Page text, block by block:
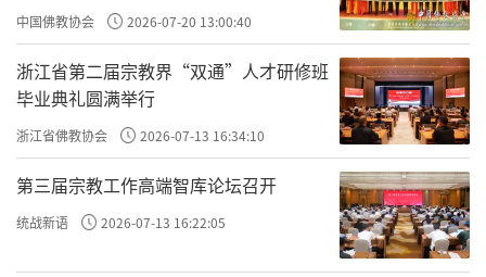
禁止在交通要道、居民区、水源保护区等
区域放生，不得影响公共秩序。
第七条 各地佛教团体应结合本地区实际，
规范放生仪轨和流程。
第八条 佛教团体、佛教院校、佛教活动场
所及佛教教职人员要切实担当起对信教群众教
育引导的主体责任，将“依法放生”“科学放
中国佛教协会 2026-07-20 13:00:40
浙江省第二届宗教界“双通”人才研修班
毕业典礼圆满举行
浙江省佛教协会 2026-07-13 16:34:10
第三届宗教工作高端智库论坛召开
统战新语 2026-07-13 16:22:05